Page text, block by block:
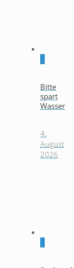
Bitte
spart
Wasser
4.
August
2026